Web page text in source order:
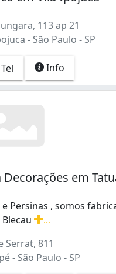
113 ap 21
- São Paulo - SP
Info
Decorações em
Persinas , somos
Serrat, 811
- São Paulo - SP